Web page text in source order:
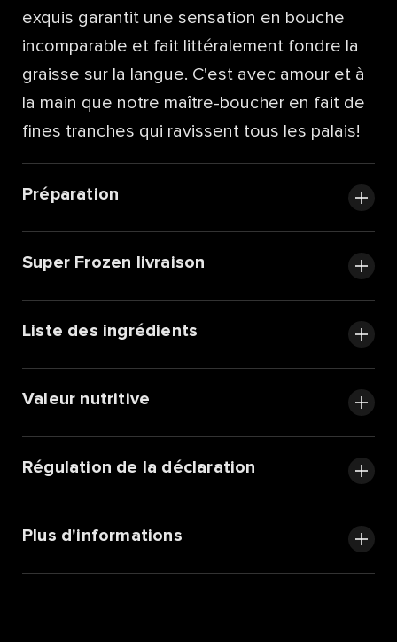
exquis garantit une sensation en bouche
incomparable et fait littéralement fondre la
graisse sur la langue. C'est avec amour et à
la main que notre maître-boucher en fait de
fines tranches qui ravissent tous les palais!
Préparation
Super Frozen livraison
Liste des ingrédients
Valeur nutritive
Régulation de la déclaration
Plus d'informations